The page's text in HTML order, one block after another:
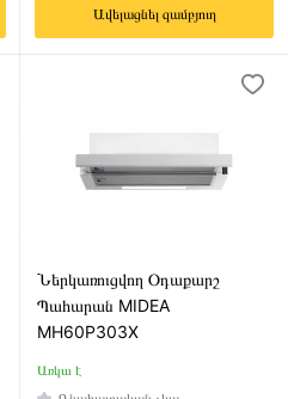
Ավելացնել զամբյուղ
Ներկառուցվող Օդաքարշ
Պահարան MIDEA
MH60P303X
Առկա է